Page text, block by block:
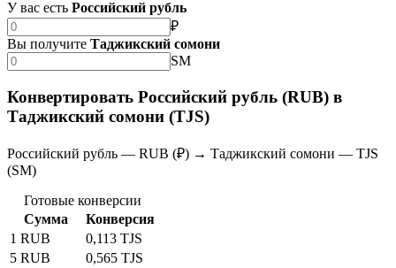
У вас есть Российский рубль
₽
Вы получите Таджикский сомони
SM
Конвертировать Российский рубль (RUB) в
Таджикский сомони (TJS)
Российский рубль — RUB (₽) → Таджикский сомони — TJS
(SM)
Готовые конверсии
Сумма
Конверсия
1 RUB
0,113 TJS
5 RUB
0,565 TJS